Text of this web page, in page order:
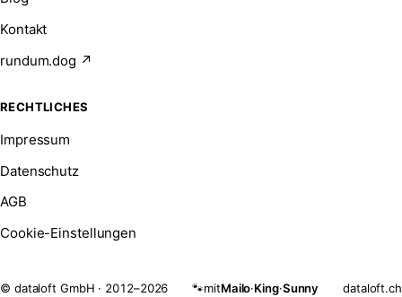
Kontakt
rundum.dog ↗
RECHTLICHES
Impressum
Datenschutz
AGB
Cookie-Einstellungen
© dataloft GmbH · 2012–2026 mitMailo·King·Sunny dataloft.ch